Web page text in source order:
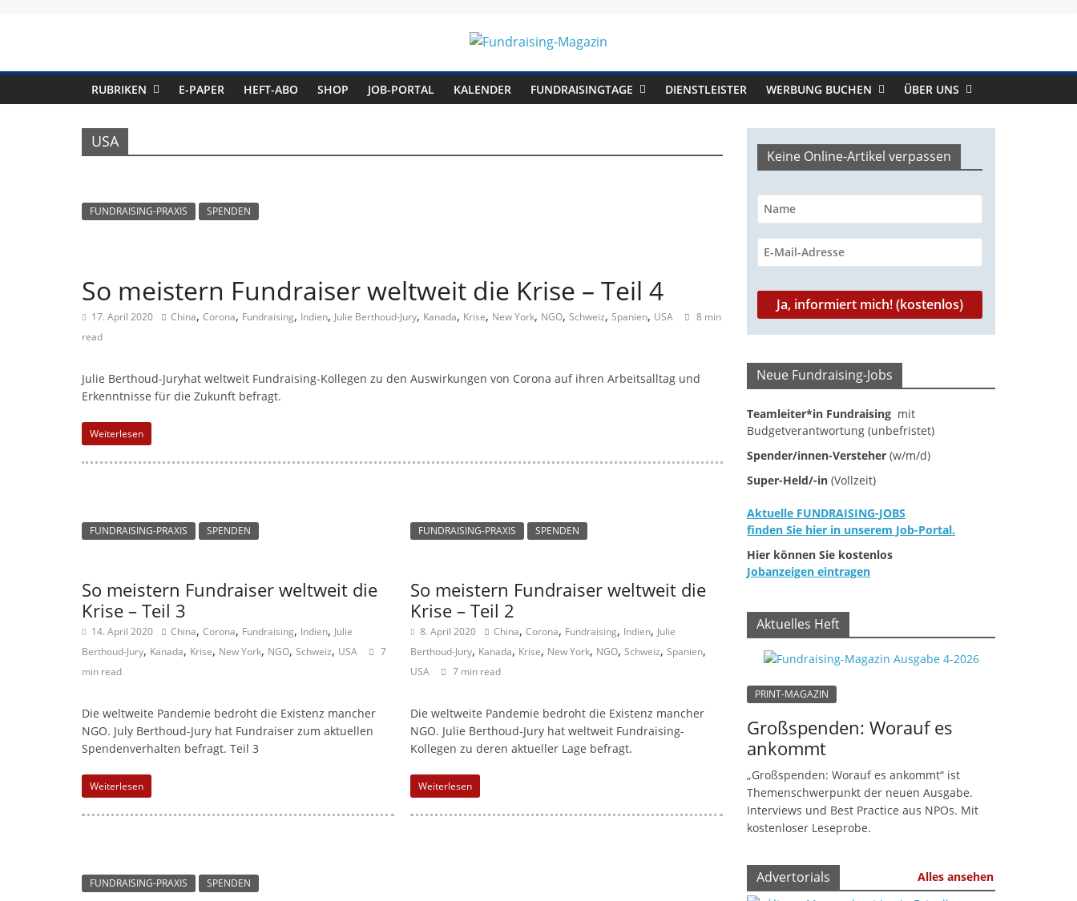
Fundraising-
h
a
i
ü
o
a
-
M
a
r
k
RUBRIKEN E-PAPER HEFT-ABO SHOP JOB-PORTAL KALENDER FUNDRAISINGTAGE DIENSTLEISTER WERBUNG BUCHEN ÜBER UNS
USA
FUNDRAISING-PRAXIS SPENDEN
So meistern Fundraiser weltweit die Krise – Teil 4
17. April 2020 China, Corona, Fundraising, Indien, Julie Berthoud-Jury, Kanada, Krise, New York, NGO, Schweiz, Spanien, USA
8 min
read
Julie Berthoud-Juryhat weltweit Fundraising-Kollegen zu den Auswirkungen von Corona auf ihren Arbeitsalltag und
Erkenntnisse für die Zukunft befragt.
Weiterlesen
FUNDRAISING-PRAXIS SPENDEN
So meistern Fundraiser weltweit die
Krise – Teil 3
14. April 2020 China, Corona, Fundraising, Indien, Julie
Berthoud-Jury, Kanada, Krise, New York, NGO, Schweiz, USA
7
min read
Die weltweite Pandemie bedroht die Existenz mancher
NGO. July Berthoud-Jury hat Fundraiser zum aktuellen
Spendenverhalten befragt. Teil 3
Weiterlesen
FUNDRAISING-PRAXIS SPENDEN
So meistern Fundraiser weltweit die
Krise – Teil 2
8. April 2020 China,Corona, Fundraising, Indien, Julie
Berthoud-Jury, Kanada, Krise, New York, NGO,Schweiz,Spanien,
USA 7 min read
Die weltweite Pandemie bedroht die Existenz mancher
NGO. Julie Berthoud-Jury hat weltweit Fundraising-
Kollegen zu deren aktueller Lage befragt.
Weiterlesen
FUNDRAISING-PRAXIS SPENDEN
Keine Online-Artikel verpassen
Neue Fundraising-Jobs
Teamleiter*in Fundraising mit
Budgetverantwortung (unbefristet)
Spender/innen-Versteher (w/m/d)
Super-Held/-in (Vollzeit)
Aktuelle FUNDRAISING-JOBS
finden Sie hier in unserem Job-Portal.
Hier können Sie kostenlos
Jobanzeigen eintragen
Aktuelles Heft
PRINT-MAGAZIN
Großspenden: Worauf es
ankommt
„Großspenden: Worauf es ankommt“ ist
Themenschwerpunkt der neuen Ausgabe.
Interviews und Best Practice aus NPOs. Mit
kostenloser Leseprobe.
Advertorials Alles ansehen